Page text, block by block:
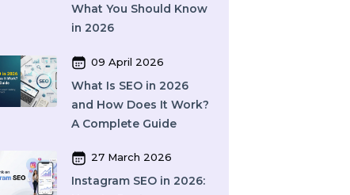
13 April 2026
Views: What It Means,
How It Works, and
What You Should Know
in 2026
09 April 2026
What Is SEO in 2026